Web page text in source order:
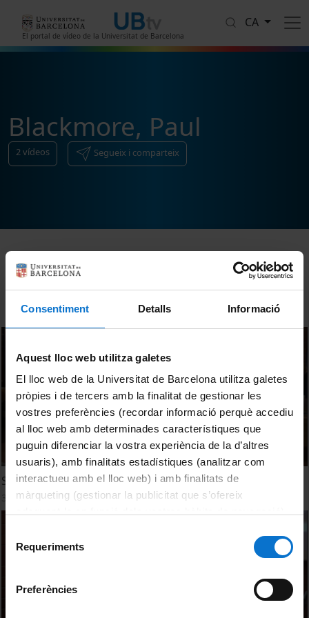
Consentiment Detalls Informació
Aquest lloc web utilitza galetes
El lloc web de la Universitat de Barcelona utilitza galetes
pròpies i de tercers amb la finalitat de gestionar les
vostres preferències (recordar informació perquè accediu
al lloc web amb determinades característiques que
puguin diferenciar la vostra experiència de la d’altres
usuaris), amb finalitats estadístiques (analitzar com
interactueu amb el lloc web) i amb finalitats de
màrqueting (gestionar la publicitat que s’ofereix
consultar laPolítica de galetes del lloc web de la
Requeriments
Preferències
El portal de vídeo de la Universitat de Barcelona
CA
Blackmore, Paul
2vídeos Segueix i comparteix
Ordenar
Simposi CIDUI 2017. Taula d'anàlisi
31 maig, 2017